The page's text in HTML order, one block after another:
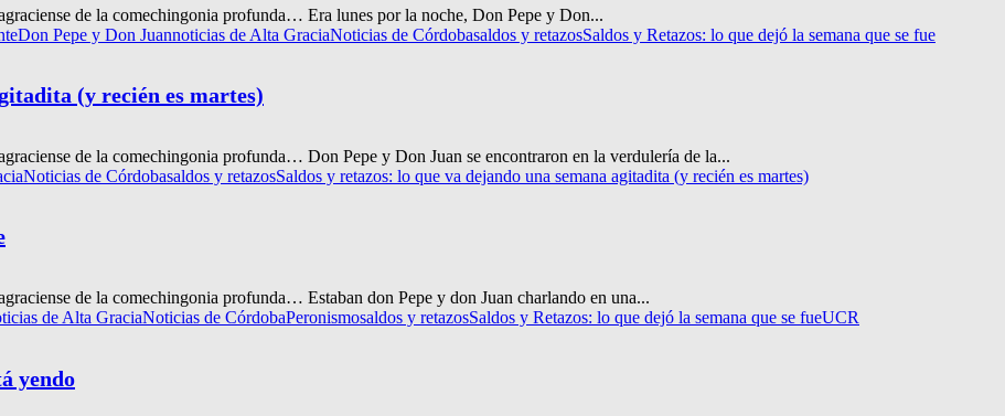
de la comechingonia profunda… Era lunes por la noche, Don Pepe y Don...
Don Pepe y Don Juannoticias de Alta GraciaNoticias de Córdobasaldos y retazosSaldos y Retazos: lo que dejó la semana que se fue
(y recién es martes)
de la comechingonia profunda… Don Pepe y Don Juan se encontraron en la verdulería de la...
Noticias de Córdobasaldos y retazosSaldos y retazos: lo que va dejando una semana agitadita (y recién es martes)
de la comechingonia profunda… Estaban don Pepe y don Juan charlando en una...
de Alta GraciaNoticias de CórdobaPeronismosaldos y retazosSaldos y Retazos: lo que dejó la semana que se fueUCR
yendo